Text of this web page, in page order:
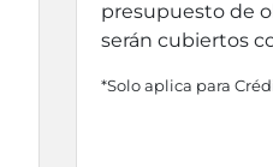
presupuesto de
serán cubiertos
*Solo aplica para